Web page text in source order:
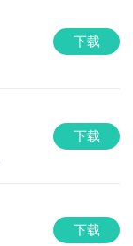
下载
下载
下载